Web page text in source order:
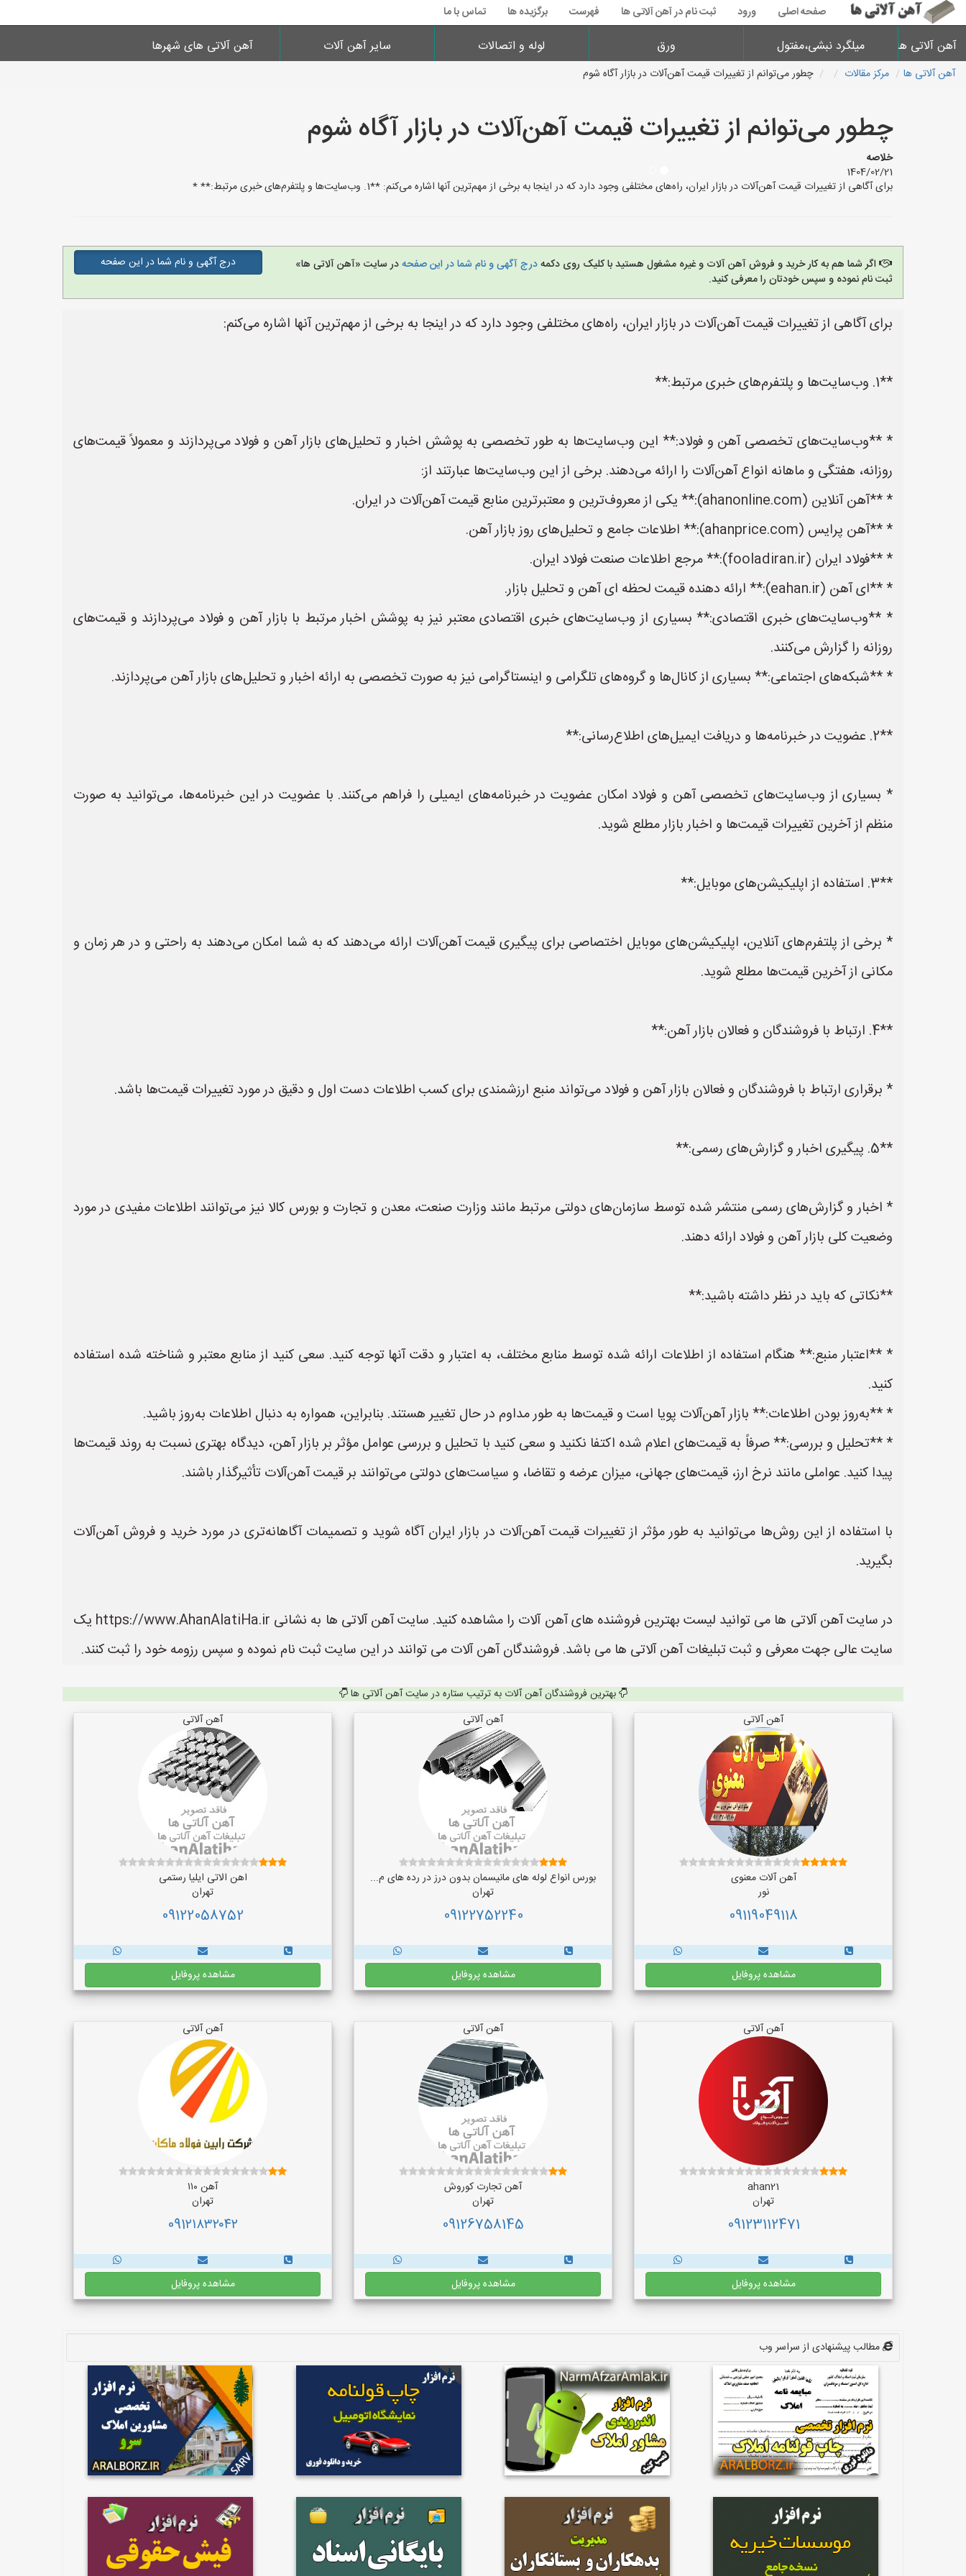
صفحه اصلی ورود ثبت نام در آهن آلاتی ها فهرست برگزیده ها تماس با ما
آهن آلاتی ها میلگرد نبشی،مفتول ورق لوله و اتصالات سایر آهن آلات آهن آلاتی های شهرها
آهن آلاتی ها مرکز مقالات چطور می‌توانم از تغییرات قیمت آهن‌آلات در بازار آگاه شوم
چطور می‌توانم از تغییرات قیمت آهن‌آلات در بازار آگاه شوم
خلاصه
1404/02/21
برای آگاهی از تغییرات قیمت آهن‌آلات در بازار ایران، راه‌های مختلفی وجود دارد که در اینجا به برخی از مهم‌ترین آنها اشاره می‌کنم: **1. وب‌سایت‌ها و پلتفرم‌های خبری مرتبط:** *
اگر شما هم به کار خرید و فروش آهن آلات و غیره مشغول هستید با کلیک روی دکمهدرج آگهی و نام شما در این صفحهدر سایت «آهن آلاتی ها»
ثبت نام نموده و سپس خودتان را معرفی کنید.
درج آگهی و نام شما در این صفحه
برای آگاهی از تغییرات قیمت آهن‌آلات در بازار ایران، راه‌های مختلفی وجود دارد که در اینجا به برخی از مهم‌ترین آنها اشاره می‌کنم:
**1. وب‌سایت‌ها و پلتفرم‌های خبری مرتبط:**
* **وب‌سایت‌های تخصصی آهن و فولاد:** این وب‌سایت‌ها به طور تخصصی به پوشش اخبار و تحلیل‌های بازار آهن و فولاد می‌پردازند و معمولاً قیمت‌های
روزانه، هفتگی و ماهانه انواع آهن‌آلات را ارائه می‌دهند. برخی از این وب‌سایت‌ها عبارتند از:
* **آهن آنلاین (ahanonline.com):** یکی از معروف‌ترین و معتبرترین منابع قیمت آهن‌آلات در ایران.
* **آهن پرایس (ahanprice.com):** اطلاعات جامع و تحلیل‌های روز بازار آهن.
* **فولاد ایران (fooladiran.ir):** مرجع اطلاعات صنعت فولاد ایران.
* **ای آهن (eahan.ir):** ارائه دهنده قیمت لحظه ای آهن و تحلیل بازار.
* **وب‌سایت‌های خبری اقتصادی:** بسیاری از وب‌سایت‌های خبری اقتصادی معتبر نیز به پوشش اخبار مرتبط با بازار آهن و فولاد می‌پردازند و قیمت‌های
روزانه را گزارش می‌کنند.
* **شبکه‌های اجتماعی:** بسیاری از کانال‌ها و گروه‌های تلگرامی و اینستاگرامی نیز به صورت تخصصی به ارائه اخبار و تحلیل‌های بازار آهن می‌پردازند.
**2. عضویت در خبرنامه‌ها و دریافت ایمیل‌های اطلاع‌رسانی:**
* بسیاری از وب‌سایت‌های تخصصی آهن و فولاد امکان عضویت در خبرنامه‌های ایمیلی را فراهم می‌کنند. با عضویت در این خبرنامه‌ها، می‌توانید به صورت
منظم از آخرین تغییرات قیمت‌ها و اخبار بازار مطلع شوید.
**3. استفاده از اپلیکیشن‌های موبایل:**
* برخی از پلتفرم‌های آنلاین، اپلیکیشن‌های موبایل اختصاصی برای پیگیری قیمت آهن‌آلات ارائه می‌دهند که به شما امکان می‌دهند به راحتی و در هر زمان و
مکانی از آخرین قیمت‌ها مطلع شوید.
**4. ارتباط با فروشندگان و فعالان بازار آهن:**
* برقراری ارتباط با فروشندگان و فعالان بازار آهن و فولاد می‌تواند منبع ارزشمندی برای کسب اطلاعات دست اول و دقیق در مورد تغییرات قیمت‌ها باشد.
**5. پیگیری اخبار و گزارش‌های رسمی:**
* اخبار و گزارش‌های رسمی منتشر شده توسط سازمان‌های دولتی مرتبط مانند وزارت صنعت، معدن و تجارت و بورس کالا نیز می‌توانند اطلاعات مفیدی در مورد
وضعیت کلی بازار آهن و فولاد ارائه دهند.
**نکاتی که باید در نظر داشته باشید:**
* **اعتبار منبع:** هنگام استفاده از اطلاعات ارائه شده توسط منابع مختلف، به اعتبار و دقت آنها توجه کنید. سعی کنید از منابع معتبر و شناخته شده استفاده
کنید.
* **به‌روز بودن اطلاعات:** بازار آهن‌آلات پویا است و قیمت‌ها به طور مداوم در حال تغییر هستند. بنابراین، همواره به دنبال اطلاعات به‌روز باشید.
* **تحلیل و بررسی:** صرفاً به قیمت‌های اعلام شده اکتفا نکنید و سعی کنید با تحلیل و بررسی عوامل مؤثر بر بازار آهن، دیدگاه بهتری نسبت به روند قیمت‌ها
پیدا کنید. عواملی مانند نرخ ارز، قیمت‌های جهانی، میزان عرضه و تقاضا، و سیاست‌های دولتی می‌توانند بر قیمت آهن‌آلات تأثیرگذار باشند.
با استفاده از این روش‌ها می‌توانید به طور مؤثر از تغییرات قیمت آهن‌آلات در بازار ایران آگاه شوید و تصمیمات آگاهانه‌تری در مورد خرید و فروش آهن‌آلات
بگیرید.
در سایت آهن آلاتی ها می توانید لیست بهترین فروشنده های آهن آلات را مشاهده کنید. سایت آهن آلاتی ها به نشانی https://www.AhanAlatiHa.ir یک
سایت عالی جهت معرفی و ثبت تبلیغات آهن آلاتی ها می باشد. فروشندگان آهن آلات می توانند در این سایت ثبت نام نموده و سپس رزومه خود را ثبت کنند.
بهترین فروشندگان آهن آلات به ترتیب ستاره در سایت آهن آلاتی ها
آهن آلاتی
آهن آلات معنوی
نور
09119049118
مشاهده پروفایل
آهن آلاتی
بورس انواع لوله های مانیسمان بدون درز در رده های م...
تهران
09122752240
مشاهده پروفایل
آهن آلاتی
اهن الاتی ایلیا رستمی
تهران
09122058752
مشاهده پروفایل
آهن آلاتی
ahan21
تهران
09123112471
مشاهده پروفایل
آهن آلاتی
آهن تجارت کوروش
تهران
09126758145
مشاهده پروفایل
آهن آلاتی
آهن ۱۱۰
تهران
091۲۱۸۳۲۰۴۲
مشاهده پروفایل
مطالب پیشنهادی از سراسر وب